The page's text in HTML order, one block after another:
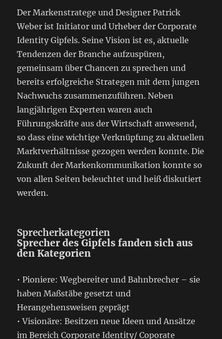
Der Markenstratege und Designer Patrick
Weber ist Initiator und Urheber der Corporate
Identity Gipfels. Seine Vision ist es, aktuelle
Tendenzen der Branche aufzuspüren,
gemeinsam über Chancen zu sprechen und
bereits erfolgreiche Strategen mit dem jungen
Nachwuchs zusammenzuführen. Neben
langjährigen Experten waren auch
Führungskräfte aus der Wirtschaft anwesend,
so dass eine wichtige Verknüpfung zu aktuellen
Marktverhältnisse gezogen werden konnte. Die
Zukunft der Markenkommunikation konnte so
von allen Seiten beleuchtet und heiß diskutiert
werden.
Sprecherkategorien
Sprecher des Gipfels fanden sich aus
den Kategorien
• Pioniere: Wegbereiter und Bahnbrecher – sie
haben Maßstäbe gesetzt und
Herangehensweisen geprägt
• Visionäre: Besitzen neue Ideen und Ansätze
im Bereich Corporate Identity/ Coporate